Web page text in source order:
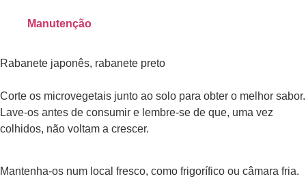
Manutenção
Rabanete japonês, rabanete preto
Corte os microvegetais junto ao solo para obter o melhor sabor.
Lave-os antes de consumir e lembre-se de que, uma vez
colhidos, não voltam a crescer.
Mantenha-os num local fresco, como frigorífico ou câmara fria.